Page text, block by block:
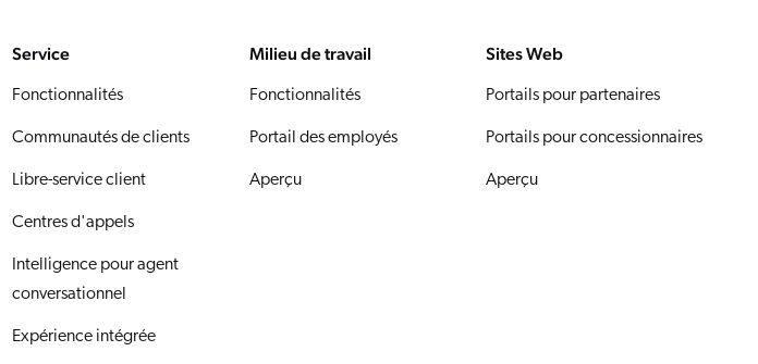
Service
Fonctionnalités
Communautés de clients
Libre-service client
Centres d'appels
Intelligence pour agent
conversationnel
Expérience intégrée
Milieu de travail
Fonctionnalités
Portail des employés
Aperçu
Sites Web
Portails pour partenaires
Portails pour concessionnaires
Aperçu